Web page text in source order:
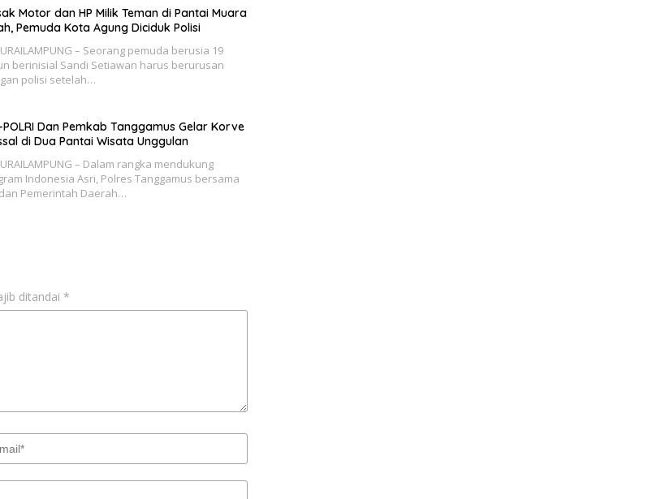
Motor dan HP Milik Teman di Pantai Muara
Pemuda Kota Agung Diciduk Polisi
– Seorang pemuda berusia 19
berinisial Sandi Setiawan harus berurusan
polisi setelah…
POLRI Dan Pemkab Tanggamus Gelar Korve
di Dua Pantai Wisata Unggulan
– Dalam rangka mendukung
Indonesia Asri, Polres Tanggamus bersama
Pemerintah Daerah…
ditandai *